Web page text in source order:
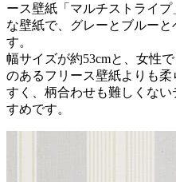
ース壁紙「マルチストライ
な壁紙で、グレーとブルー
す。
幅サイズが約53cmと、女性
のあるフリース壁紙よりも
すく、柄合わせも難しくな
すめです。